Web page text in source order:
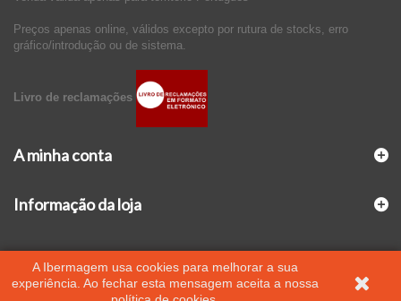
Preços apenas online, válidos excepto por rutura de stocks, erro
gráfico/introdução ou de sistema.
Livro de reclamações
A minha conta
Informação da loja
A Ibermagem usa cookies para melhorar a sua
experiência. Ao fechar esta mensagem aceita a nossa